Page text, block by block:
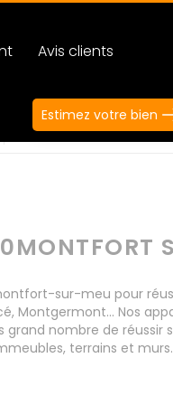
Avis clients
Estimez votre bien
sur-meu pour
Montgermont... Nos
nombre de réussir
terrains et murs.